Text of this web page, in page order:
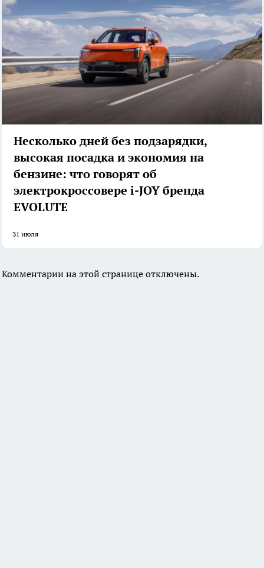
Несколько дней без подзарядки,
высокая посадка и экономия на
бензине: что говорят об
электрокроссовере i-JOY бренда
EVOLUTE
31 июля
Комментарии на этой странице отключены.